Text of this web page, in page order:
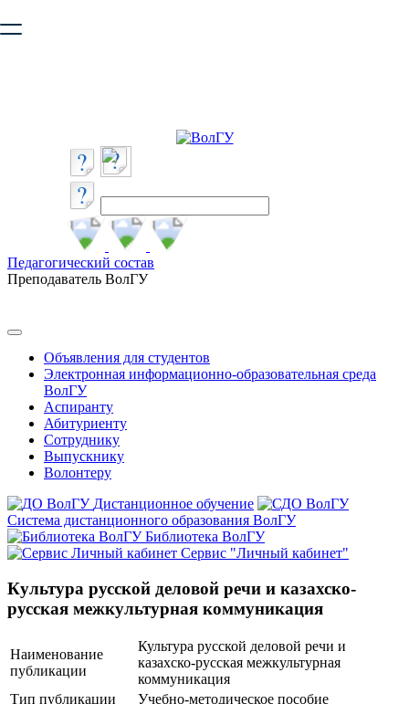
безопасную работу с сайтом. Пожалуйста
Педагогический состав
Преподаватель ВолГУ
Объявления для студентов
Электронная информационно-образовательная среда
ВолГУ
Аспиранту
Абитуриенту
Сотруднику
Выпускнику
Волонтеру
Дистанционное обучение
Система дистанционного образования ВолГУ
Библиотека ВолГУ
Сервис "Личный кабинет"
Культура русской деловой речи и казахско-
русская межкультурная коммуникация
Наименование
публикации
Культура русской деловой речи и
казахско-русская межкультурная
коммуникация
Тип публикации
Учебно-методическое пособие